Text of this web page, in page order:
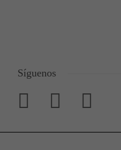
Síguenos